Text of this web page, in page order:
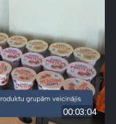
00:03:04